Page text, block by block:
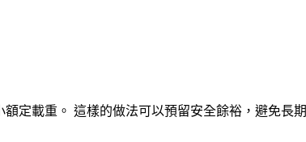
定載重。 這樣的做法可以預留安全餘裕，避免長